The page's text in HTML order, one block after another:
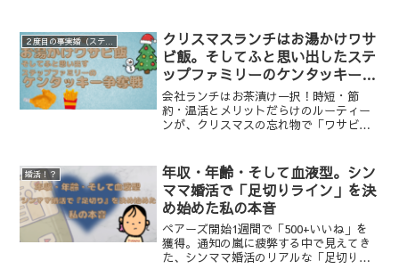
クリスマスランチはお湯かけワサ
ビ飯。そしてふと思い出したステ
ップファミリーのケンタッキー争
奪戦
会社ランチはお茶漬け一択！時短・節
約・温活とメリットだらけのルーティー
ンが、クリスマスの忘れ物で「ワサビご
争奪じゃんけん大会の苦い記憶が蘇りま
す。食事の習慣から見える「家族の形」
の難しさと大切さを考えます。
婚活！？
年収・年齢・そして血液型。シン
ママ婚活で「足切りライン」を決
め始めた私の本音
ペアーズ開始1週間で「500+いいね」を
獲得。通知の嵐に疲弊する中で見えてき
た、シンママ婚活のリアルな「足切りラ